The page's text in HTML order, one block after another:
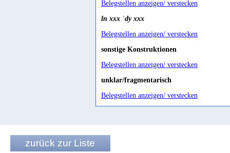
Maraqten 2014d, 396
Belegstellen anzeigen/ verstecken
ln xxx ʿdy xxx
Belegstellen anzeigen/ verstecken
sonstige Konstruktionen
Belegstellen anzeigen/ verstecken
unklar/fragmentarisch
Belegstellen anzeigen/ verstecken
zurück zur Liste